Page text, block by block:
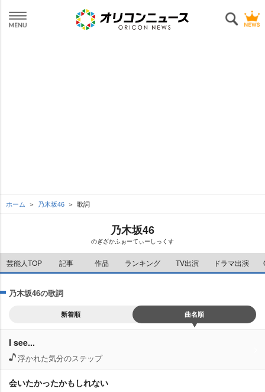
ホーム 乃木坂46 歌詞
乃木坂46
のぎざかふぉーてぃーしっくす
芸能人TOP 記事 作品 ランキング TV出演 ドラマ出演
乃木坂46の歌詞
新着順 曲名順
I see...
浮かれた気分のステップ
会いたかったかもしれない